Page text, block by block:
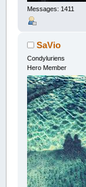
Messages: 1411
SaVio
Condyluriens
Hero Member